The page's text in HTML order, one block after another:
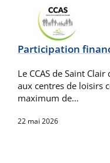
Participation
Le CCAS de Saint
aux centres de loisirs
maximum de…
22 mai 2026